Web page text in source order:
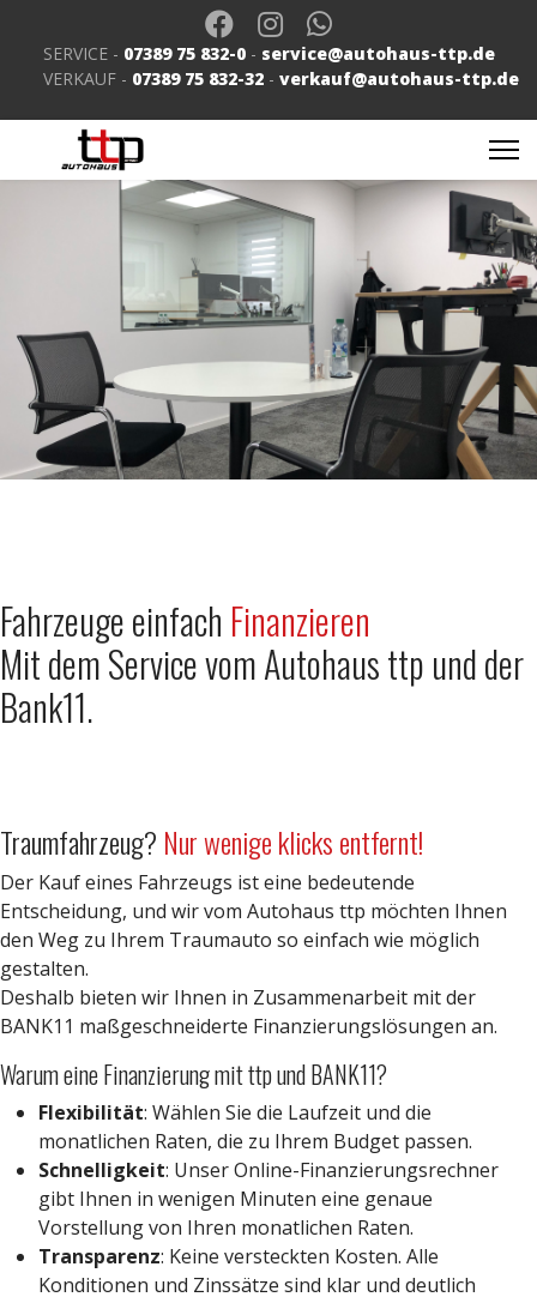
SERVICE - 07389 75 832-0 - service@autohaus-ttp.de
VERKAUF - 07389 75 832-32 - verkauf@autohaus-ttp.de
Fahrzeuge einfach Finanzieren
Mit dem Service vom Autohaus ttp und der
Bank11.
Traumfahrzeug? Nur wenige klicks entfernt!
Der Kauf eines Fahrzeugs ist eine bedeutende
Entscheidung, und wir vom Autohaus ttp möchten Ihnen
den Weg zu Ihrem Traumauto so einfach wie möglich
gestalten.
Deshalb bieten wir Ihnen in Zusammenarbeit mit der
BANK11 maßgeschneiderte Finanzierungslösungen an.
Warum eine Finanzierung mit ttp und BANK11?
Flexibilität: Wählen Sie die Laufzeit und die
monatlichen Raten, die zu Ihrem Budget passen.
Schnelligkeit: Unser Online-Finanzierungsrechner
gibt Ihnen in wenigen Minuten eine genaue
Vorstellung von Ihren monatlichen Raten.
Transparenz: Keine versteckten Kosten. Alle
Konditionen und Zinssätze sind klar und deutlich